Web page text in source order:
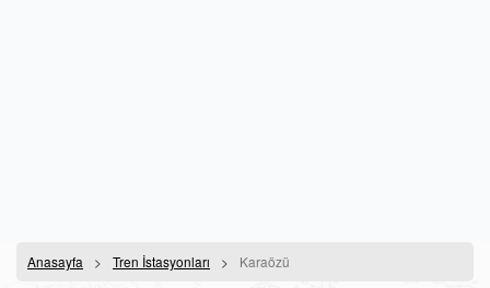
Anasayfa Tren İstasyonları Karaözü